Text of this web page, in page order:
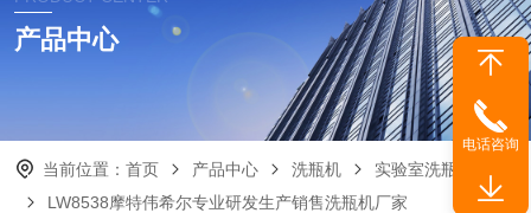
产品中心
当前位置： 首页 产品中心 洗瓶机
实验室洗瓶机厂家
LW8538摩特伟希尔专业研发生产销售洗瓶机厂家
电话咨询